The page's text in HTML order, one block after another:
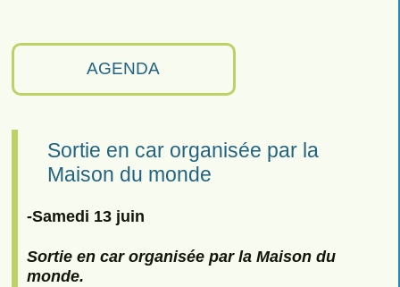
AGENDA
Sortie en car organisée par la
Maison du monde
-Samedi 13 juin
Sortie en car organisée par la Maison du
monde.